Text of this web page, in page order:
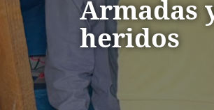
Armadas
heridos